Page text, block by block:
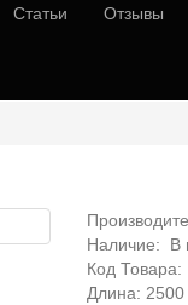
Статьи Отзывы
Наличие: В
Код Товара:
Длина: